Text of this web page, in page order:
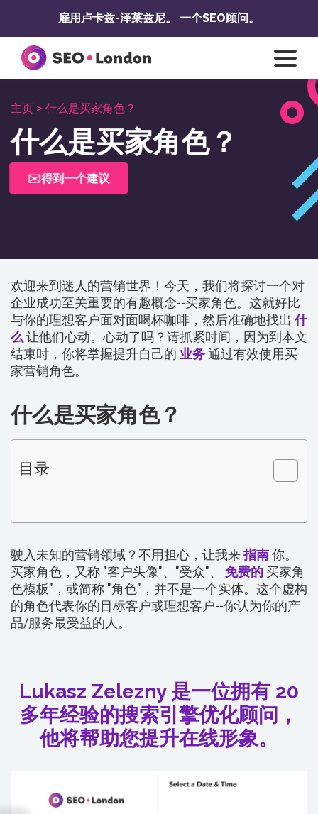
内
雇用卢卡兹-泽莱兹尼。 一个SEO顾问。
主页 > 什么是买家角色？
什么是买家角色？
✉️得到一个建议
欢迎来到迷人的营销世界！今天，我们将探讨一个对
企业成功至关重要的有趣概念--买家角色。这就好比
与你的理想客户面对面喝杯咖啡，然后准确地找出什
么 让他们心动。心动了吗？请抓紧时间，因为到本文
结束时，你将掌握提升自己的 业务通过有效使用买
家营销角色。
什么是买家角色？
目录
驶入未知的营销领域？不用担心，让我来指南你。
买家角色，又称 "客户头像"、"受众"、 免费的买家角
色模板"，或简称 "角色"，并不是一个实体。这个虚构
的角色代表你的目标客户或理想客户--你认为你的产
品/服务最受益的人。
Lukasz Zelezny 是一位拥有 20
多年经验的搜索引擎优化顾问，
他将帮助您提升在线形象。